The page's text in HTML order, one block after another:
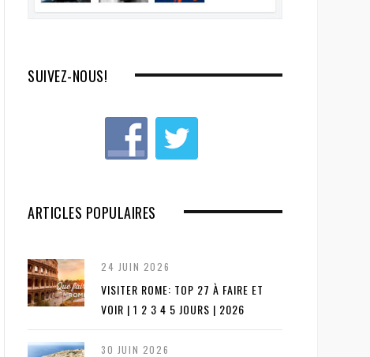
SUIVEZ-NOUS!
ARTICLES POPULAIRES
24 JUIN 2026
VISITER ROME: TOP 27 À FAIRE ET
VOIR | 1 2 3 4 5 JOURS | 2026
30 JUIN 2026